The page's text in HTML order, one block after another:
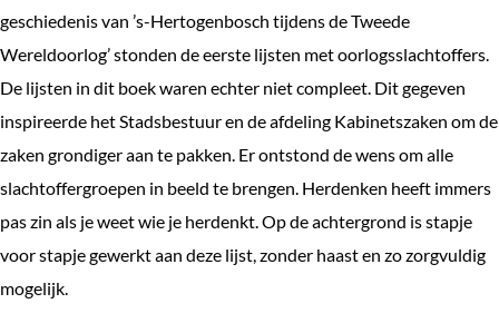
geschiedenis van ’s-Hertogenbosch tijdens de Tweede
Wereldoorlog’ stonden de eerste lijsten met oorlogsslachtoffers.
De lijsten in dit boek waren echter niet compleet. Dit gegeven
inspireerde het Stadsbestuur en de afdeling Kabinetszaken om de
zaken grondiger aan te pakken. Er ontstond de wens om alle
slachtoffergroepen in beeld te brengen. Herdenken heeft immers
pas zin als je weet wie je herdenkt. Op de achtergrond is stapje
voor stapje gewerkt aan deze lijst, zonder haast en zo zorgvuldig
mogelijk.